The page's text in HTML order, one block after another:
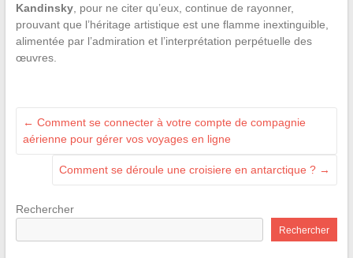
Kandinsky, pour ne citer qu’eux, continue de rayonner,
prouvant que l’héritage artistique est une flamme inextinguible,
alimentée par l’admiration et l’interprétation perpétuelle des
œuvres.
← Comment se connecter à votre compte de compagnie
aérienne pour gérer vos voyages en ligne
Comment se déroule une croisiere en antarctique ? →
Rechercher
Rechercher